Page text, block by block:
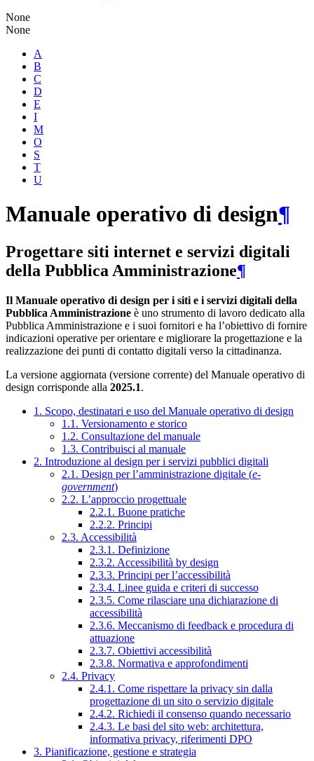
None
None
A
B
C
D
E
I
M
O
S
T
U
Manuale operativo di design¶
Progettare siti internet e servizi digitali
della Pubblica Amministrazione¶
Il Manuale operativo di design per i siti e i servizi digitali della
Pubblica Amministrazione è uno strumento di lavoro dedicato alla
Pubblica Amministrazione e i suoi fornitori e ha l’obiettivo di fornire
indicazioni operative per orientare e migliorare la progettazione e la
realizzazione dei punti di contatto digitali verso la cittadinanza.
La versione aggiornata (versione corrente) del Manuale operativo di
design corrisponde alla 2025.1.
1. Scopo, destinatari e uso del Manuale operativo di design
1.1. Versionamento e storico
1.2. Consultazione del manuale
1.3. Contribuisci al manuale
2. Introduzione al design per i servizi pubblici digitali
2.1. Design per l’amministrazione digitale (e-
government)
2.2. L’approccio progettuale
2.2.1. Buone pratiche
2.2.2. Principi
2.3. Accessibilità
2.3.1. Definizione
2.3.2. Accessibilità by design
2.3.3. Principi per l’accessibilità
2.3.4. Linee guida e criteri di successo
2.3.5. Come rilasciare una dichiarazione di
accessibilità
2.3.6. Meccanismo di feedback e procedura di
attuazione
2.3.7. Obiettivi accessibilità
2.3.8. Normativa e approfondimenti
2.4. Privacy
2.4.1. Come rispettare la privacy sin dalla
progettazione di un sito o servizio digitale
2.4.2. Richiedi il consenso quando necessario
2.4.3. Le basi del sito web: architettura,
informativa privacy, riferimenti DPO
3. Pianificazione, gestione e strategia